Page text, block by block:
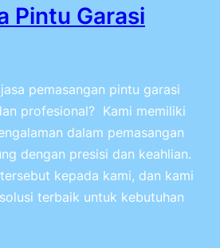
Pintu Garasi
pemasangan pintu garasi
profesional? Kami memiliki
dalam pemasangan
dengan presisi dan keahlian.
kepada kami, dan kami
terbaik untuk kebutuhan